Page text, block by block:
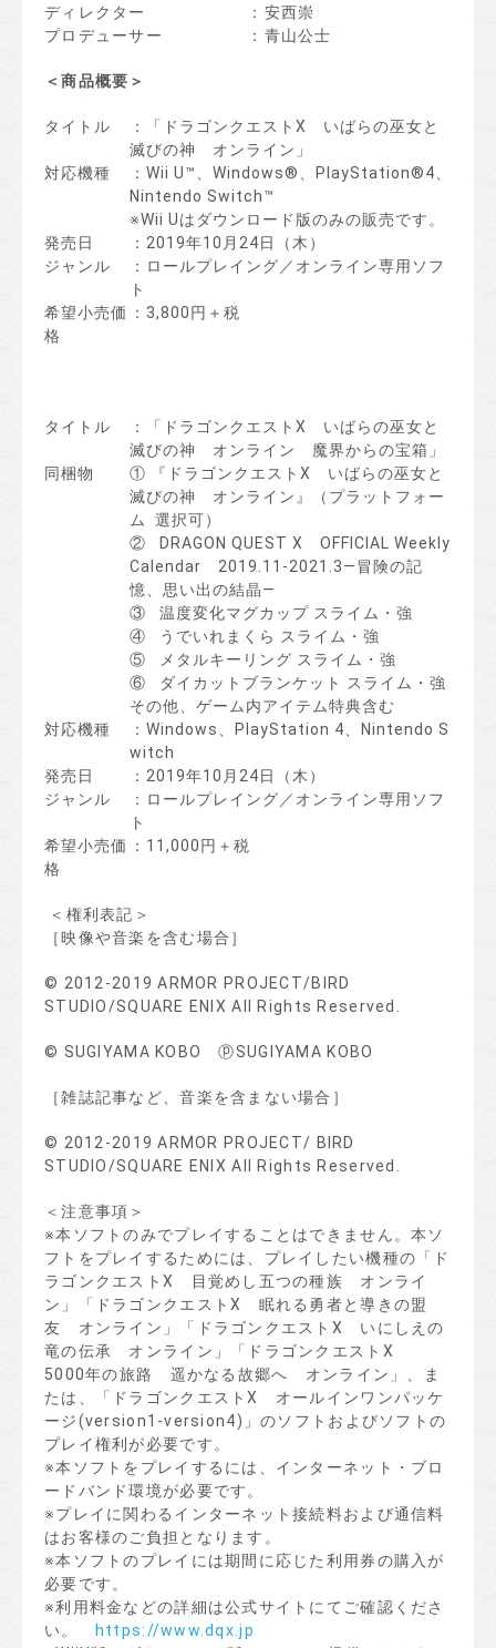
ディレクター ：安西崇
プロデューサー ：青山公士
＜商品概要 ＞
タイトル
：「ドラゴンクエストX いばらの巫女と
滅びの神 オンライン」
対応機種
：Wii U™、Windows®、PlayStation®4、
Nintendo Switch™
※Wii Uはダウンロード版のみの販売です。
発売日
：2019年10月24日（木）
ジャンル
：ロールプレイング／オンライン専用ソフ
ト
希望小売価
格
：3,800円＋税
タイトル
：「ドラゴンクエストX いばらの巫女と
滅びの神 オンライン 魔界からの宝箱」
同梱物
① 『ドラゴンクエストX いばらの巫女と
滅びの神 オンライン』（プラットフォー
ム 選択可）
② DRAGON QUEST X OFFICIAL Weekly
Calendar 2019.11-2021.3―冒険の記
憶、思い出の結晶―
③ 温度変化マグカップ スライム・強
④ うでいれまくら スライム・強
⑤ メタルキーリング スライム・強
⑥ ダイカットブランケット スライム・強
その他、ゲーム内アイテム特典含む
対応機種
：Windows、PlayStation 4、Nintendo S
witch
発売日
：2019年10月24日（木）
ジャンル
：ロールプレイング／オンライン専用ソフ
ト
希望小売価
格
：11,000円＋税
＜権利表記＞
［映像や音楽を含む場合］
© 2012-2019 ARMOR PROJECT/BIRD
STUDIO/SQUARE ENIX All Rights Reserved.
© SUGIYAMA KOBO ⓟSUGIYAMA KOBO
［雑誌記事など、音楽を含まない場合］
© 2012-2019 ARMOR PROJECT/ BIRD
STUDIO/SQUARE ENIX All Rights Reserved.
＜注意事項＞
※本ソフトのみでプレイすることはできません。本ソ
フトをプレイするためには、プレイしたい機種の「ド
ラゴンクエストX 目覚めし五つの種族 オンライ
ン」「ドラゴンクエストX 眠れる勇者と導きの盟
友 オンライン」「ドラゴンクエストX いにしえの
竜の伝承 オンライン」「ドラゴンクエストX
5000年の旅路 遥かなる故郷へ オンライン」、ま
たは、「ドラゴンクエストX オールインワンパッケ
ージ(version1-version4)」のソフトおよびソフトの
プレイ権利が必要です。
※本ソフトをプレイするには、インターネット・ブロ
ードバンド環境が必要です。
※プレイに関わるインターネット接続料および通信料
はお客様のご負担となります。
※本ソフトのプレイには期間に応じた利用券の購入が
必要です。
※利用料金などの詳細は公式サイトにてご確認くださ
い。
https://www.dqx.jp